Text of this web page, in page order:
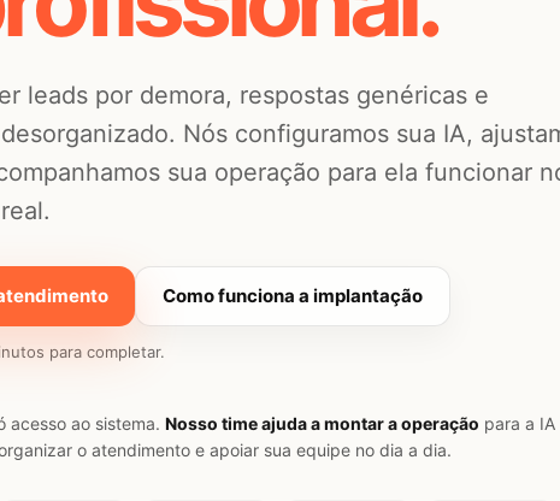
leads por demora, respostas genéricas e
Nós configuramos sua IA,
sua operação para ela funcionar
Como funciona a implantação
para completar.
acesso ao sistema. Nosso time ajuda a montar a operação para a IA
o atendimento e apoiar sua equipe no dia a dia.